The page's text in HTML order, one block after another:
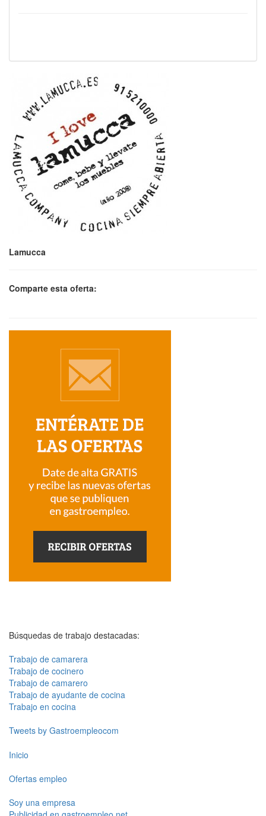
Lamucca
Comparte esta oferta:
Búsquedas de trabajo destacadas:
Trabajo de camarera
Trabajo de cocinero
Trabajo de camarero
Trabajo de ayudante de cocina
Trabajo en cocina
Tweets by Gastroempleocom
Inicio
Ofertas empleo
Soy una empresa